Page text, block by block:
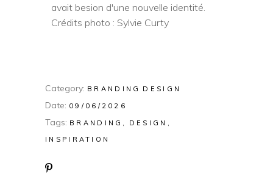
avait besion d'une nouvelle identité.
Crédits photo : Sylvie Curty
Category: BRANDING DESIGN
Date: 09/06/2026
Tags: BRANDING
DESIGN
INSPIRATION